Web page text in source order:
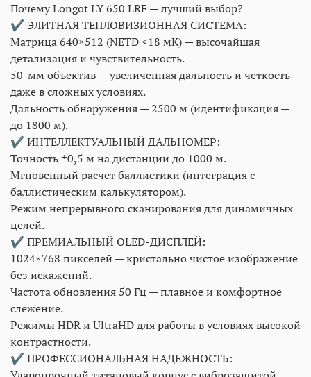
Почему Longot LY 650 LRF — лучший выбор?
✔ ЭЛИТНАЯ ТЕПЛОВИЗИОННАЯ СИСТЕМА:
Матрица 640×512 (NETD <18 мК) — высочайшая
детализация и чувствительность.
50-мм объектив — увеличенная дальность и четкость
даже в сложных условиях.
Дальность обнаружения — 2500 м (идентификация —
до 1800 м).
✔ ИНТЕЛЛЕКТУАЛЬНЫЙ ДАЛЬНОМЕР:
Точность ±0,5 м на дистанции до 1000 м.
Мгновенный расчет баллистики (интеграция с
баллистическим калькулятором).
Режим непрерывного сканирования для динамичных
целей.
✔ ПРЕМИАЛЬНЫЙ OLED-ДИСПЛЕЙ:
1024×768 пикселей — кристально чистое изображение
без искажений.
Частота обновления 50 Гц — плавное и комфортное
слежение.
Режимы HDR и UltraHD для работы в условиях высокой
контрастности.
✔ ПРОФЕССИОНАЛЬНАЯ НАДЕЖНОСТЬ: